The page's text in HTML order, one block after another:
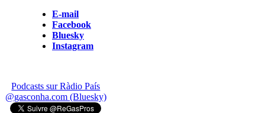
E-mail
Facebook
Bluesky
Instagram
Podcasts sur Ràdio País
@gasconha.com (Bluesky)